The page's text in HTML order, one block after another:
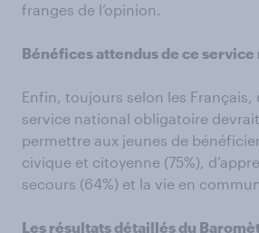
franges de l’opinion.
Bénéfices attendus de ce service
Enfin, toujours selon les Français,
service national obligatoire
permettre aux jeunes de
civique et citoyenne (75%),
secours (64%) et la vie en
Les résultats détaillés du